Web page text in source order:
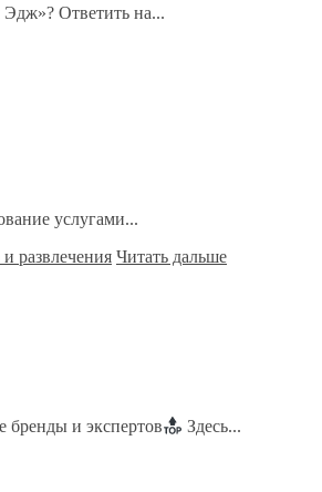
Эдж»? Ответить на...
услугами...
развлечения Читать дальше
бренды и экспертов
Здесь...